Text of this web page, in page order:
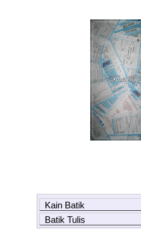
Kain Batik
Batik Tulis